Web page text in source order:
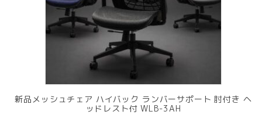
新品メッシュチェア ハイバック ランバーサポート 肘付き ヘ
ッドレスト付 WLB-3AH